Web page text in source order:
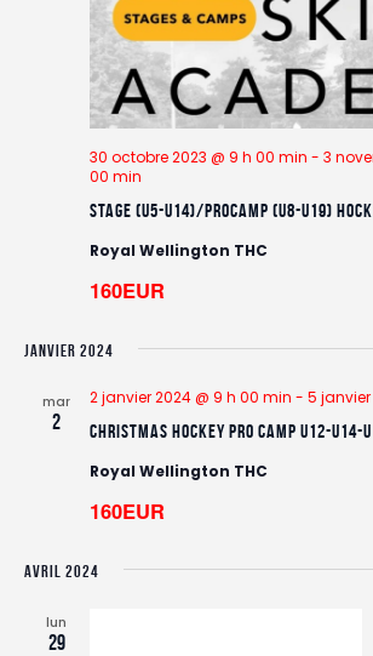
STAGE (U5-U14)/PROCAMP (U8-U19)
30 octobre 2023 @ 9 h 00 min - 3
00 min
Royal Wellington THC
160EUR
JANVIER 2024
mar
2 CHRISTMAS HOCKEY PRO CAMP U12-U14-
2 janvier 2024 @ 9 h 00 min - 5 janvier
Royal Wellington THC
160EUR
AVRIL 2024
lun
29